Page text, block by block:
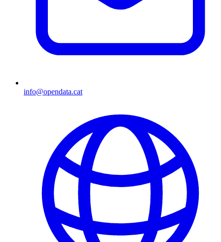
info@opendata.cat